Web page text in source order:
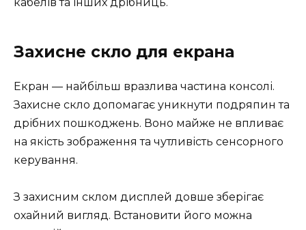
Захисне скло для екрана
Екран — найбільш вразлива частина консолі.
Захисне скло допомагає уникнути подряпин та
дрібних пошкоджень. Воно майже не впливає
на якість зображення та чутливість сенсорного
керування.
З захисним склом дисплей довше зберігає
охайний вигляд. Встановити його можна